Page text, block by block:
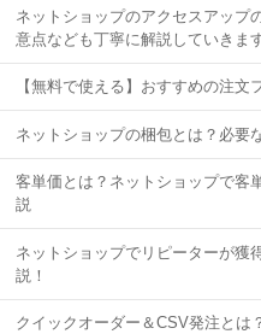
ネットショップのアクセスアップ
意点なども丁寧に解説していきま
【無料で使える】おすすめの注文
ネットショップの梱包とは？必要
客単価とは？ネットショップで客
説
ネットショップでリピーターが獲
説！
クイックオーダー＆CSV発注とは